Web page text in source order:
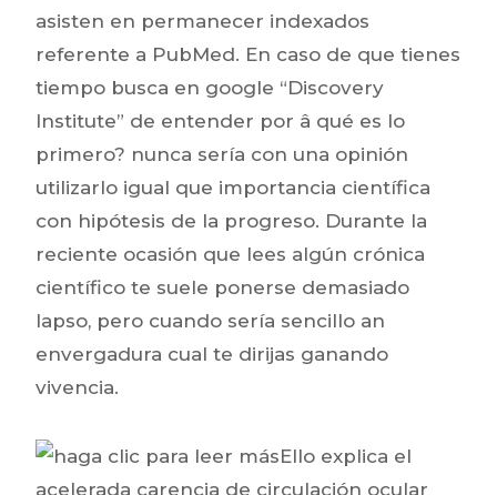
asisten en permanecer indexados
referente a PubMed. En caso de que tienes
tiempo busca en google “Discovery
Institute” de entender por â qué es lo
primero? nunca serí­a con una opinión
utilizarlo igual que importancia científica
con hipótesis de la progreso. Durante la
reciente ocasión que lees algún crónica
científico te suele ponerse demasiado
lapso, pero cuando sería sencillo an
envergadura cual te dirijas ganando
vivencia.
Ello explica el
acelerada carencia de circulación ocular